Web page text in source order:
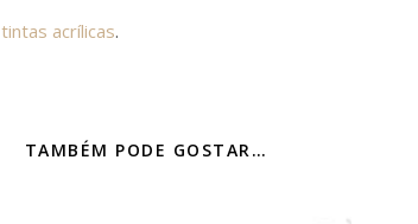
tintas acrílicas.
TAMBÉM PODE GOSTAR…